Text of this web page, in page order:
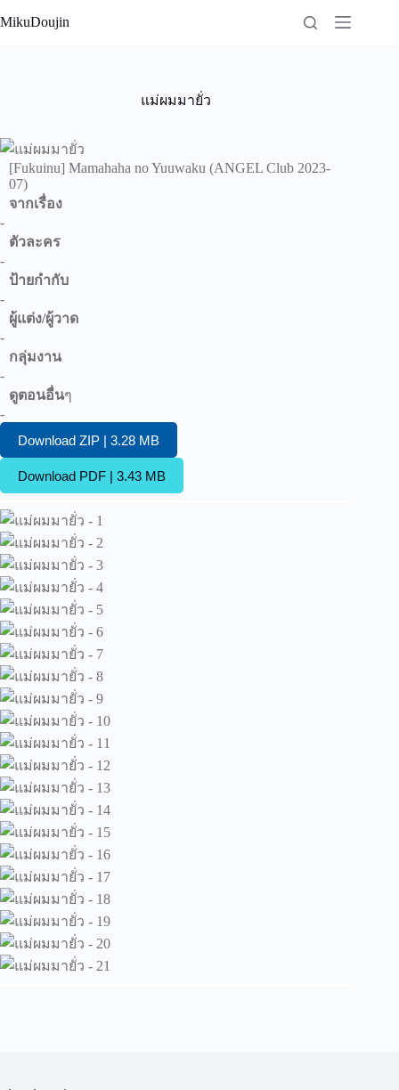
to
MikuDoujin
แม่ผมมายั่ว
[Fukuinu] Mamahaha no Yuuwaku (ANGEL Club 2023-
07)
จากเรื่อง
-
ตัวละคร
-
ป้ายกำกับ
-
ผู้แต่ง/ผู้วาด
-
กลุ่มงาน
-
ดูตอนอื่นๆ
-
Download ZIP | 3.28 MB
Download PDF | 3.43 MB